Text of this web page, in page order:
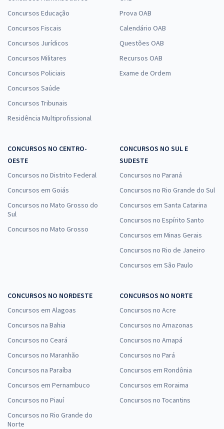
Concursos Educação
Concursos Fiscais
Concursos Jurídicos
Concursos Militares
Concursos Policiais
Concursos Saúde
Concursos Tribunais
Residência Multiprofissional
Prova OAB
Calendário OAB
Questões OAB
Recursos OAB
Exame de Ordem
CONCURSOS NO CENTRO-
OESTE
Concursos no Distrito Federal
Concursos em Goiás
Concursos no Mato Grosso do
Sul
Concursos no Mato Grosso
CONCURSOS NO SUL E
SUDESTE
Concursos no Paraná
Concursos no Rio Grande do Sul
Concursos em Santa Catarina
Concursos no Espírito Santo
Concursos em Minas Gerais
Concursos no Rio de Janeiro
Concursos em São Paulo
CONCURSOS NO NORDESTE
Concursos em Alagoas
Concursos na Bahia
Concursos no Ceará
Concursos no Maranhão
Concursos na Paraíba
Concursos em Pernambuco
Concursos no Piauí
Concursos no Rio Grande do
Norte
CONCURSOS NO NORTE
Concursos no Acre
Concursos no Amazonas
Concursos no Amapá
Concursos no Pará
Concursos em Rondônia
Concursos em Roraima
Concursos no Tocantins